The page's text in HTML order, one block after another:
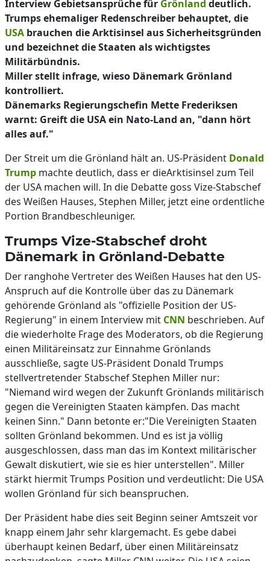
Interview Gebietsansprüche für Grönland deutlich.
Trumps ehemaliger Redenschreiber behauptet, die
USA brauchen die Arktisinsel aus Sicherheitsgründen
und bezeichnet die Staaten als wichtigstes
Militärbündnis.
Miller stellt infrage, wieso Dänemark Grönland
kontrolliert.
Dänemarks Regierungschefin Mette Frederiksen
warnt: Greift die USA ein Nato-Land an, "dann hört
alles auf."
Der Streit um die Grönland hält an. US-Präsident Donald
Trump machte deutlich, dass er dieArktisinsel zum Teil
der USA machen will. In die Debatte goss Vize-Stabschef
des Weißen Hauses, Stephen Miller, jetzt eine ordentliche
Portion Brandbeschleuniger.
Trumps Vize-Stabschef droht
Dänemark in Grönland-Debatte
Der ranghohe Vertreter des Weißen Hauses hat den US-
Anspruch auf die Kontrolle über das zu Dänemark
gehörende Grönland als "offizielle Position der US-
Regierung" in einem Interview mit CNN beschrieben. Auf
die wiederholte Frage des Moderators, ob die Regierung
einen Militäreinsatz zur Einnahme Grönlands
ausschließe, sagte US-Präsident Donald Trumps
stellvertretender Stabschef Stephen Miller nur:
"Niemand wird wegen der Zukunft Grönlands militärisch
gegen die Vereinigten Staaten kämpfen. Das macht
keinen Sinn." Dann betonte er:"Die Vereinigten Staaten
sollten Grönland bekommen. Und es ist ja völlig
ausgeschlossen, dass man das im Kontext militärischer
Gewalt diskutiert, wie sie es hier unterstellen". Miller
stärkt hiermit Trumps Position und verdeutlicht: Die USA
wollen Grönland für sich beanspruchen.
Der Präsident habe dies seit Beginn seiner Amtszeit vor
knapp einem Jahr sehr klargemacht. Es gebe dabei
überhaupt keinen Bedarf, über einen Militäreinsatz